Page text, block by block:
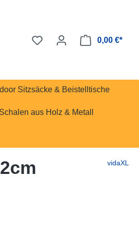
0,00 €*
Sitzsäcke & Beistelltische
Schalen aus Holz & Metall
vidaXL